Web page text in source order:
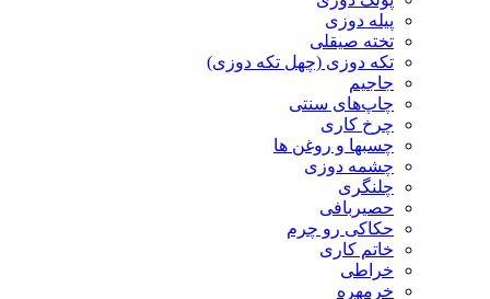
پیله دوزی
تخته صیقلی
تکه دوزی (چهل تکه دوزی)
جاجیم
چاپ‌های سنتی
چرخ کاری
چسبها و روغن ها
چشمه دوزی
چلنگری
حصیربافی
حکاکی رو چرم
خاتم کاری
خراطی
خرمهره